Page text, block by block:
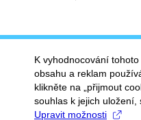
K vyhodnocování
obsahu a reklam
klikněte na „přijmout
souhlas k jejich uložení,
Upravit možnosti